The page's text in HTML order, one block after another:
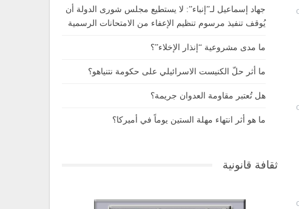
جهاد إسماعيل لـ”إنباء”: لا يستطيع مجلس شورى الدولة أن
يُوقف تنفيذ مرسوم تنظيم الإعفاء من الامتحانات الرسمية
ما مدى مشروعية “إنذار الإخلاء”؟
ما أثر حلّ الكنيست الاسرائيلي على حكومة نتنياهو؟
هل تُعتبر مقاومة العدوان جريمة؟
ما هو أثر انتهاء مهلة الستين يوماً في أميركا؟
ثقافة قانونية